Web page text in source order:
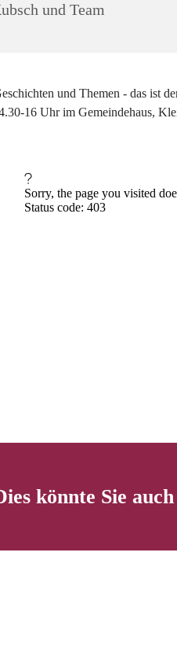
und Team
und Themen - das ist
16 Uhr im Gemeindehaus,
könnte Sie